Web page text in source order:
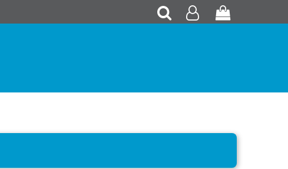
Recherche
Mon